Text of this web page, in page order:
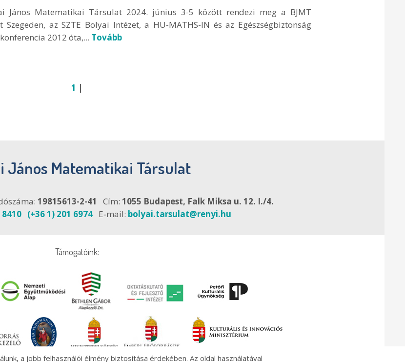
János Matematikai Társulat 2024. június 3-5 között rendezi meg a BJMT
az SZTE Bolyai Intézet, a HU-MATHS-IN és az Egészségbiztonság
2012 óta,... Tovább
1 |
János Matematikai Társulat
19815613-2-41 Cím: 1055 Budapest, Falk Miksa u. 12. I./4.
8410 (+36 1) 201 6974 E‑mail: bolyai.tarsulat@renyi.hu
Támogatóink:
a jobb felhasználói élmény biztosítása érdekében. Az oldal használatával